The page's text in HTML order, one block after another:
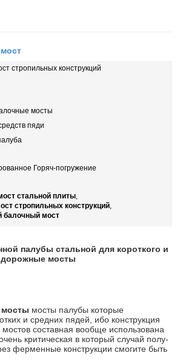
стропильных конструкций
мосты
пяди
Горяч-погружение
стальной плиты,
стропильных конструкций,
балочный мост
палубы стальной для короткого и
мосты
мосты палубы которые
и средних пядей, ибо конструкция
составная вообще использована
критическая в который случай полу-
ферменные конструкции смогите быть